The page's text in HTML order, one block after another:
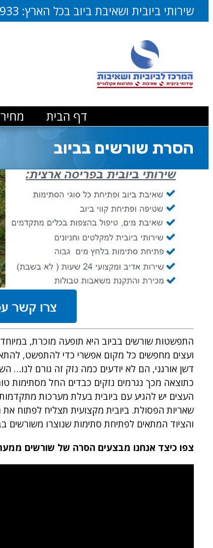
לתוכן
שירותי ביובית ושאיבת ביוב בכל הארץ:
דף הבית
הסרת שורשים בביוב
התפשטות שורשים בביוב היא תופעה מוכרת,
ועצים מחפשים כל מקום אפשרי כדי להתפשט,
דשן אורגני, הם לא יודעים כמה נזק זה גורם לנו…
כתוצאה מכך נגרמים נזקים כבדים החל מסתימות
העצים יש להגיע עם ביובית בעלת מערכות
שאריות הפסולת. ביובית מקצועית תצליח לפתוח את
והציוד המתאים לפתיחת סתימות שנוצרו משורשים
צפו כיצד אנחנו מבצעים הסרה של שורשים